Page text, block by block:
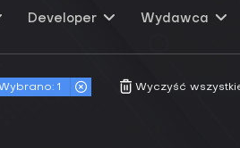
Developer Wydawca
1 Wyczyść